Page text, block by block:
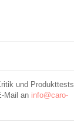
und Produkttests
Mail an info@caro-